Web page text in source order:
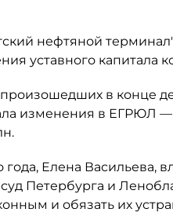
нефтяной
уставного капитала
в конце
изменения в ЕГРЮЛ —
года, Елена Васильева,
Петербурга и
и обязать их